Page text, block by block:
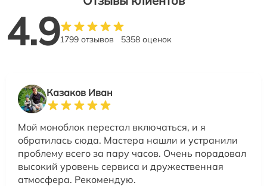
4.91799 отзывов 5358 оценок
Казаков Иван
Мой моноблок перестал включаться, и я
обратилась сюда. Мастера нашли и устранили
проблему всего за пару часов. Очень порадовал
высокий уровень сервиса и дружественная
атмосфера. Рекомендую.